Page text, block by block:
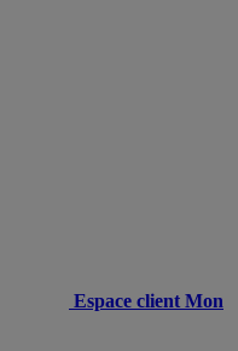
Espace client Mon